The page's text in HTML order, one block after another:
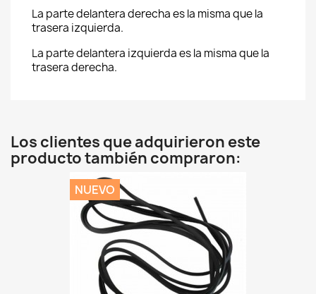
La parte delantera derecha es la misma que la
trasera izquierda.
La parte delantera izquierda es la misma que la
trasera derecha.
Los clientes que adquirieron este
producto también compraron:
NUEVO